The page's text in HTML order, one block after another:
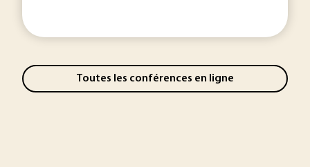
Toutes les conférences en ligne